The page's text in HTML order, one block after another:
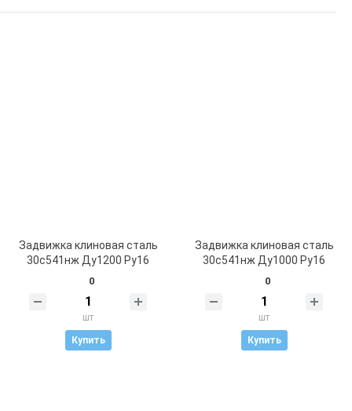
Задвижка клиновая сталь
30с541нж Ду1200 Ру16
0
шт
Купить
Задвижка клиновая сталь
30с541нж Ду1000 Ру16
0
шт
Купить